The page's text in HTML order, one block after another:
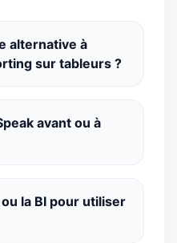
alternative à
sur tableurs ?
avant ou à
la BI pour utiliser